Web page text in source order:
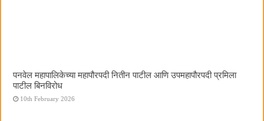
पनवेल महापालिकेच्या महापौरपदी नितीन पाटील आणि उपमहापौरपदी प्रमिला
पाटील बिनविरोध
10th February 2026